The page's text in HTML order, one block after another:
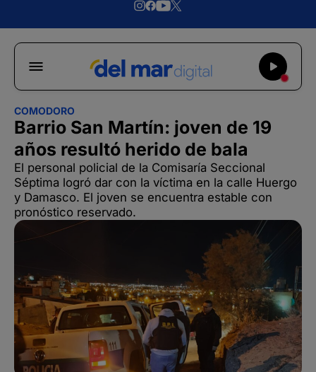
COMODORO
Barrio San Martín: joven de 19
años resultó herido de bala
El personal policial de la Comisaría Seccional
Séptima logró dar con la víctima en la calle Huergo
y Damasco. El joven se encuentra estable con
pronóstico reservado.